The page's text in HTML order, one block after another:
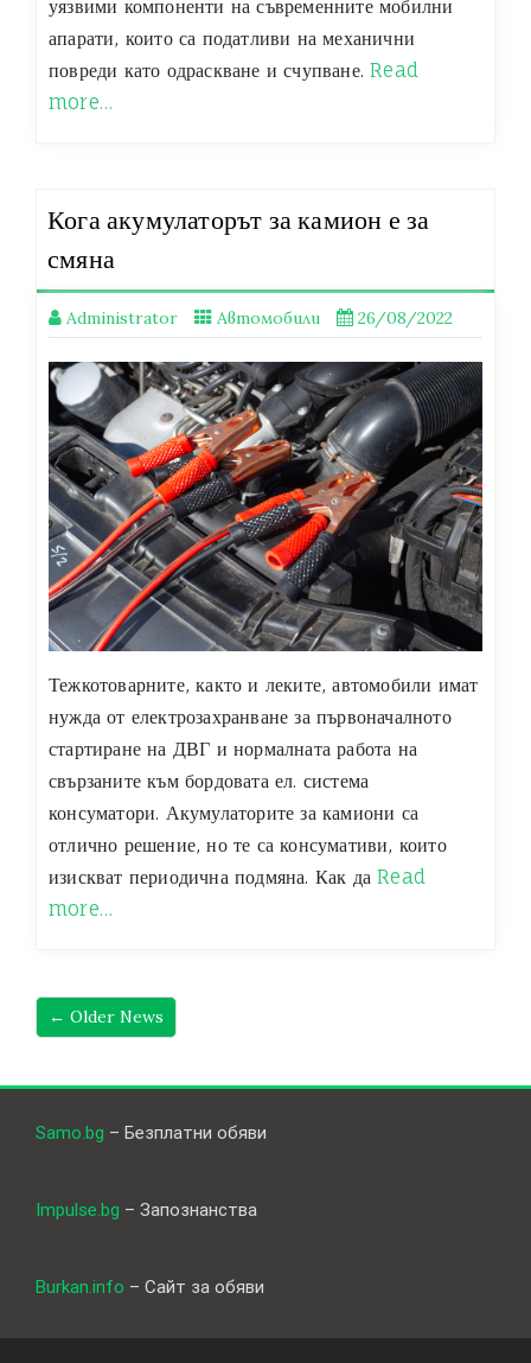
уязвими компоненти на съвременните мобилни
апарати, които са податливи на механични
повреди като одраскване и счупване.Read
more…
Кога акумулаторът за камион е за
смяна
Administrator Автомобили 26/08/2022
Тежкотоварните, както и леките, автомобили имат
нужда от електрозахранване за първоначалното
стартиране на ДВГ и нормалната работа на
свързаните към бордовата ел. система
консуматори. Акумулаторите за камиони са
отлично решение, но те са консумативи, които
изискват периодична подмяна. Как даRead
more…
← Older News
Samo.bg – Безплатни обяви
Impulse.bg – Запознанства
Burkan.info – Сайт за обяви